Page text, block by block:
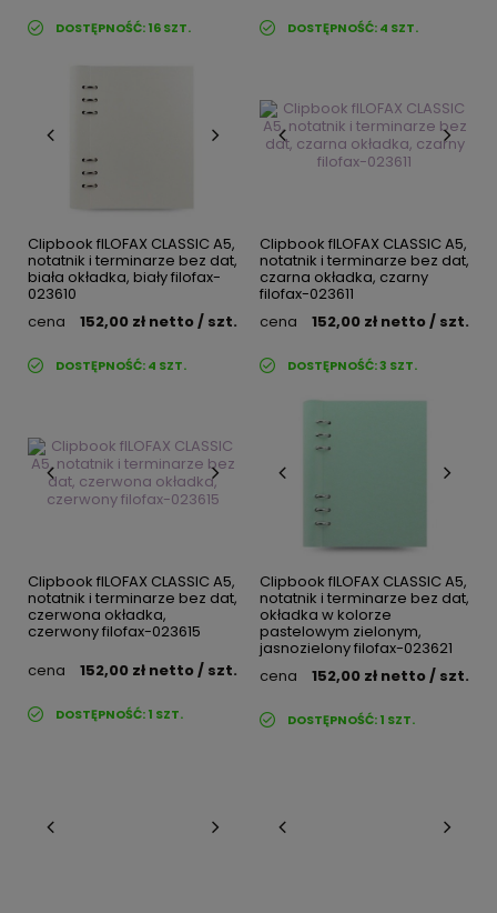
DOSTĘPNOŚĆ:16SZT. DOSTĘPNOŚĆ:4 SZT.
Clipbook fILOFAX CLASSIC A5,
notatnik i terminarze bez dat,
biała okładka, biały filofax-
023610
cena
152,00 zł netto/ szt.
DOSTĘPNOŚĆ:4 SZT.
Clipbook fILOFAX CLASSIC A5,
notatnik i terminarze bez dat,
czarna okładka, czarny
filofax-023611
cena
152,00 zł netto/ szt.
DOSTĘPNOŚĆ:3 SZT.
Clipbook fILOFAX CLASSIC A5,
notatnik i terminarze bez dat,
czerwona okładka,
czerwony filofax-023615
cena
152,00 zł netto/ szt.
DOSTĘPNOŚĆ:1 SZT.
Clipbook fILOFAX CLASSIC A5,
notatnik i terminarze bez dat,
okładka w kolorze
pastelowym zielonym,
jasnozielony filofax-023621
cena
152,00 zł netto/ szt.
DOSTĘPNOŚĆ:1 SZT.